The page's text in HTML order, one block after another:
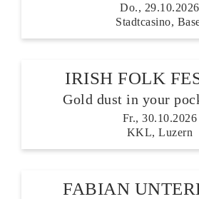
Do., 29.10.2026
Stadtcasino,
IRISH FOLK
Gold dust in your
Fr., 30.10.2026
KKL, Luzern
FABIAN